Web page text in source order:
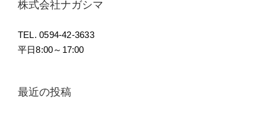
株式会社ナガシマ
TEL. 0594-42-3633
平日8:00～17:00
最近の投稿